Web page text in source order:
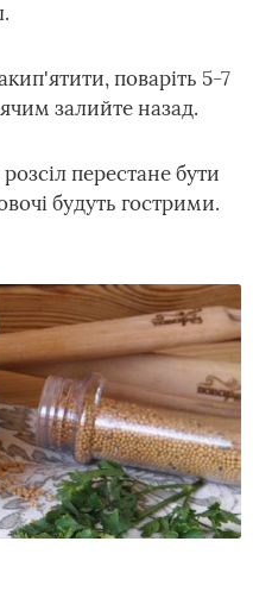
поваріть 5-7
залийте назад.
перестане бути
будуть гострими.